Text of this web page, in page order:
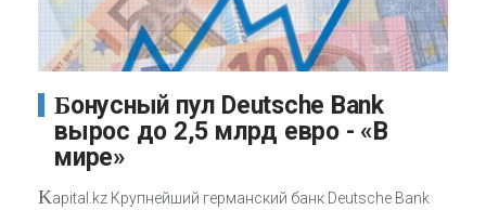
Бонусный пул Deutsche Bank
вырос до 2,5 млрд евро - «В
мире»
Kapital.kz Крупнейший германский банк Deutsche Bank